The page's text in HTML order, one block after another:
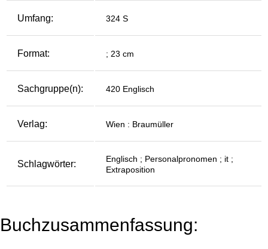
Umfang: 324 S
Format: ; 23 cm
Sachgruppe(n): 420 Englisch
Verlag: Wien : Braumüller
Schlagwörter:
Englisch ; Personalpronomen ; it ;
Extraposition
Buchzusammenfassung: